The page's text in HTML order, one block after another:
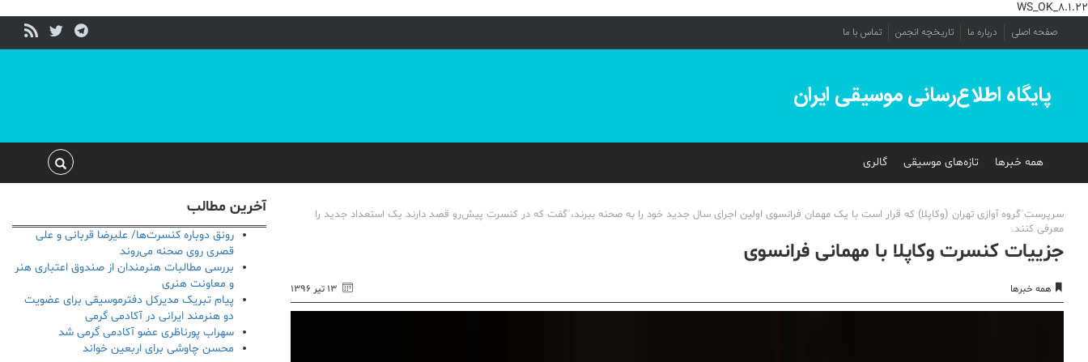
WS_OK_8.1.22
صفحه اصلی درباره ما تاریخچه انجمن تماس با ما
پایگاه اطلاع‌رسانی موسیقی ایران
همه خبرها تازه‌های موسیقی گالری
سرپرست گروه آوازی تهران (وکاپلا) که قرار است با یک مهمان فرانسوی اولین اجرای سال جدید خود را به صحنه ببرند، گفت که در کنسرت پیش‌رو قصد دارند یک استعداد جدید را
معرفی کنند.
جزییات کنسرت وکاپلا با مهمانی فرانسوی
همه خبرها ۱۳ تیر ۱۳۹۶
آخرین مطالب
رونق دوباره کنسرت‌ها/ علیرضا قربانی و علی
قصری روی صحنه می‌روند
بررسی مطالبات هنرمندان از صندوق اعتباری هنر
و معاونت هنری
پیام تبریک مدیرکل دفترموسیقی برای عضویت
دو هنرمند ایرانی در آکادمی گرمی
سهراب پورناظری عضو آکادمی گرمی شد
محسن چاوشی برای اربعین خواند